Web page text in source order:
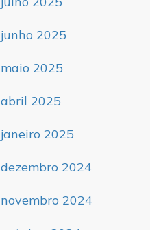
junho 2025
maio 2025
abril 2025
janeiro 2025
dezembro 2024
novembro 2024